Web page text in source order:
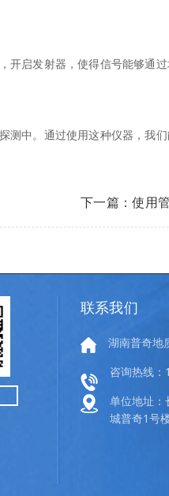
启发射器，使得信号能够通
中。通过使用这种仪器，我
下一篇：使用
联系我们
湖南普奇地
咨询热线
单位地址：
城普奇1号